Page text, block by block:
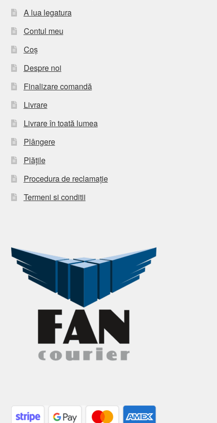
A lua legatura
Contul meu
Coș
Despre noi
Finalizare comandă
Livrare
Livrare în toată lumea
Plângere
Plățile
Procedura de reclamație
Termeni si conditii